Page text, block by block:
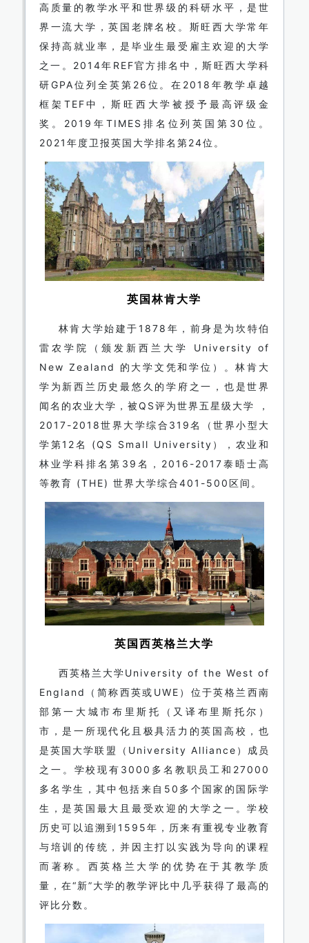
高质量的教学水平和世界级的科研水平，是世
界一流大学，英国老牌名校。斯旺西大学常年
保持高就业率，是毕业生最受雇主欢迎的大学
之一。2014年REF官方排名中，斯旺西大学科
研GPA位列全英第26位。在2018年教学卓越
框架TEF中，斯旺西大学被授予最高评级金
奖。2019年TIMES排名位列英国第30位。
2021年度卫报英国大学排名第24位。
英国林肯大学
林肯大学始建于1878年，前身是为坎特伯
雷农学院（颁发新西兰大学 University of
New Zealand 的大学文凭和学位）。林肯大
学为新西兰历史最悠久的学府之一，也是世界
闻名的农业大学，被QS评为世界五星级大学 ，
2017-2018世界大学综合319名（世界小型大
学第12名 (QS Small University），农业和
林业学科排名第39名，2016-2017泰晤士高
等教育 (THE) 世界大学综合401-500区间。
英国西英格兰大学
西英格兰大学University of the West of
England（简称西英或UWE）位于英格兰西南
部第一大城市布里斯托（又译布里斯托尔）
市，是一所现代化且极具活力的英国高校，也
是英国大学联盟（University Alliance）成员
之一。学校现有3000多名教职员工和27000
多名学生，其中包括来自50多个国家的国际学
生，是英国最大且最受欢迎的大学之一。学校
历史可以追溯到1595年，历来有重视专业教育
与培训的传统，并因主打以实践为导向的课程
而著称。西英格兰大学的优势在于其教学质
量，在“新”大学的教学评比中几乎获得了最高的
评比分数。